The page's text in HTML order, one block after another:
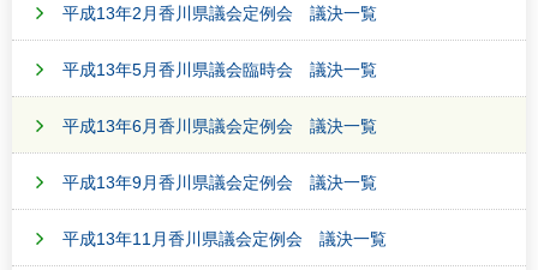
平成13年2月香川県議会定例会 議決一覧
平成13年5月香川県議会臨時会 議決一覧
平成13年6月香川県議会定例会 議決一覧
平成13年9月香川県議会定例会 議決一覧
平成13年11月香川県議会定例会 議決一覧